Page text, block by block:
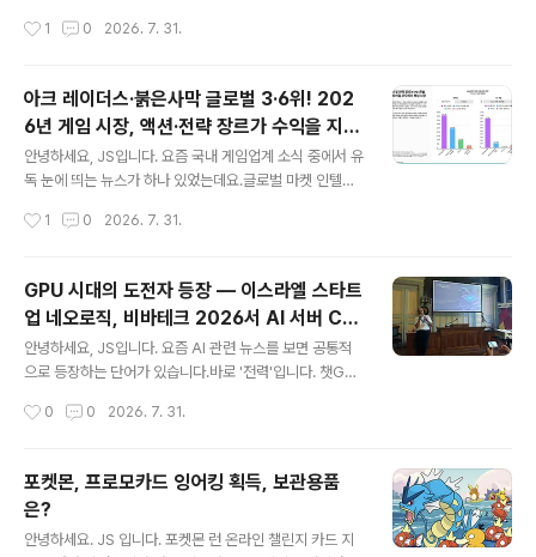
영지들을 총정리해 드리겠습니다.✅ 핵심 요약 먼저 짚고
초시는 야간 개장, 미디어아트, 안전 시스템 강화 등 그 어
관광객은 오히려 줄었을까요?오늘은 2026년 속초 여름
성수기 관광객 감소의 배경과 원인을 짚어보고, 현장에서
들려오는 시민·피서객의 날카로운 목소리까지 함께 살펴보
겠습니다.✅ 핵심 요약2026년 7월 말 기준, 속초 해수욕
장 방문 피서객이 지난해 동기 대비 약 40만 명 감소한 것
만 명이 방문하며 나름 선방했으나, 속초에 집중된 쏠림 현
1 0 2026. 7. 31.
아크 레이더스·붉은사막 글로벌 3·6위! 202
6년 게임 시장, 액션·전략 장르가 수익을 지배
한다
안녕하세요, JS입니다. 요즘 국내 게임업계 소식 중에서 유
독 눈에 띄는 뉴스가 하나 있었는데요.글로벌 마켓 인텔리
9일 발표한 '게임 심층 분석: 액션 및 전략' 리포트에서, 넥
기준 전 세계 3위, 펄어비스의 '붉은사막' 이 6위 를 기록했
다는 소식이 화제입니다.국산 게임이 글로벌 최상위권을
나란히 점령했다는 사실 자체도 놀랍지만, 그 배경에 있는
글로벌 게임 시장의 구조 변화 역시 매우 흥미롭습니다. 오
늘은 이 리포트의 핵심 내용을 꼼꼼히 정리하고, 한국 게임
센서타워 '게임 심층 분석: 액션 및 전략' 리포트 2026년
1 0 2026. 7. 31.
GPU 시대의 도전자 등장 — 이스라엘 스타트
업 네오로직, 비바테크 2026서 AI 서버 CP
U로 세계를 겨누다
안녕하세요, JS입니다. 요즘 AI 관련 뉴스를 보면 공통적
으로 등장하는 단어가 있습니다.바로 '전력'입니다. 챗GP
GPU 비용이 천문학적으로 늘어나는 가운데, 이 문제를 정
에서 주목받고 있습니다.오늘은 2026년 6월 프랑스 파리
비바테크(VivaTech 2026) 전시회에서 AI 서버 CPU 기
술을 선보이며 세계의 이목을 끈 이스라엘 팹리스 반도체
기업 네오로직(NeoLogic) 의 행보와, 그 배경이 된 AI 데
0 0 2026. 7. 31.
포켓몬, 프로모카드 잉어킹 획득, 보관용품
은?
안녕하세요. JS 입니다. 포켓몬 런 온라인 챌린지 카드 지